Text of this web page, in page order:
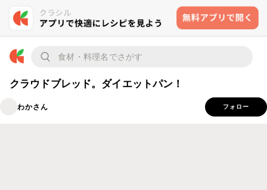
クラウドブレッド。ダイエットパン！
わかさん フォロー